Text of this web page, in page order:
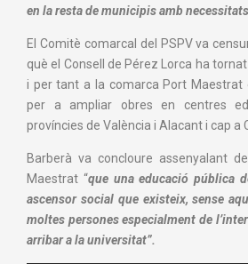
en la resta de municipis amb
El Comitè comarcal del PSPV va
què el Consell de Pérez Lorca ha
i per tant a la comarca Port Maestrat
per a ampliar obres en centres
províncies de València i Alacant i cap a
Barberà va concloure assenyalant
Maestrat “que una educació pública
ascensor social que existeix, sense
moltes persones especialment de
arribar a la universitat”.